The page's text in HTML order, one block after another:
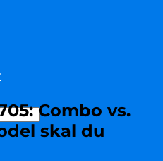
Combo vs.
skal du